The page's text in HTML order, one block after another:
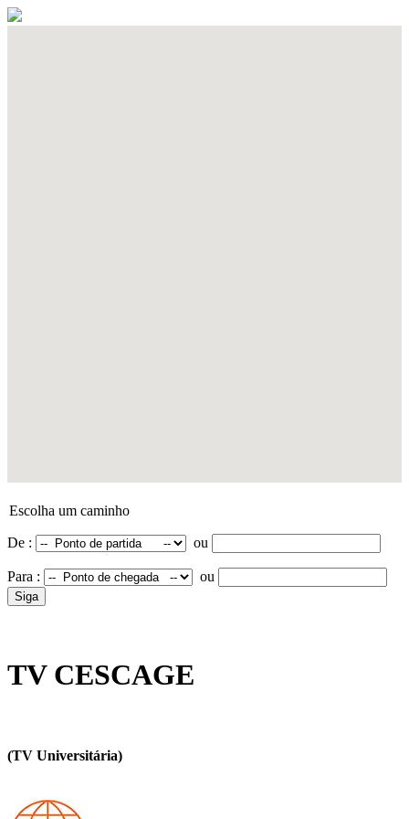
Escolha um caminho
De : ou
Para : ou
TV CESCAGE
(TV Universitária)